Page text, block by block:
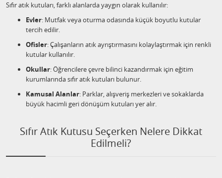
Sıfır atık kutuları, farklı alanlarda yaygın olarak kullanılır:
Evler: Mutfak veya oturma odasında küçük boyutlu kutular
tercih edilir.
Ofisler: Çalışanların atık ayrıştırmasını kolaylaştırmak için renkli
kutular kullanılır.
Okullar: Öğrencilere çevre bilinci kazandırmak için eğitim
kurumlarında sıfır atık kutuları bulunur.
Kamusal Alanlar: Parklar, alışveriş merkezleri ve sokaklarda
büyük hacimli geri dönüşüm kutuları yer alır.
Sıfır Atık Kutusu Seçerken Nelere Dikkat
Edilmeli?